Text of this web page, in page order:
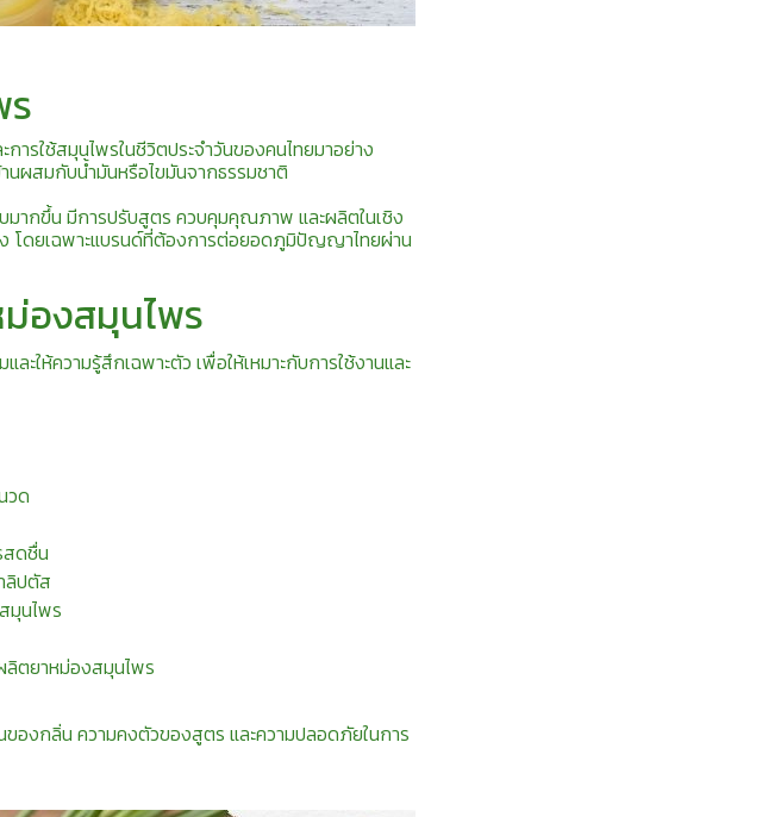
ใช้สมุนไพรในชีวิตประจำวันของคนไทยมาอย่าง
นผสมกับน้ำมันหรือไขมันจากธรรมชาติ
มากขึ้น มีการปรับสูตร ควบคุมคุณภาพ และผลิตในเชิง
โดยเฉพาะแบรนด์ที่ต้องการต่อยอดภูมิปัญญาไทยผ่าน
องสมุนไพร
ให้ความรู้สึกเฉพาะตัว เพื่อให้เหมาะกับการใช้งานและ
วด
สดชื่น
ลิปตัส
มุนไพร
ลิตยาหม่องสมุนไพร
องกลิ่น ความคงตัวของสูตร และความปลอดภัยในการ